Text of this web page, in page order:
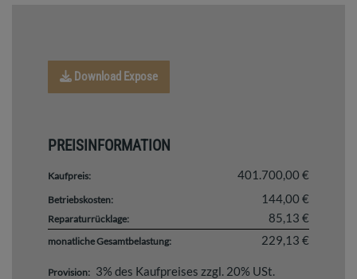
Download Expose
PREISINFORMATION
Kaufpreis: 401.700,00 €
Betriebskosten: 144,00 €
Reparaturrücklage: 85,13 €
monatliche Gesamtbelastung: 229,13 €
Provision: 3% des Kaufpreises zzgl. 20% USt.